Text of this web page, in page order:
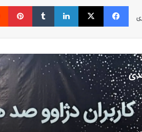
فیسبوک ایکس لینکداین تامبلر پینتریست